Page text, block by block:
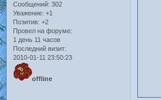
Сообщений: 302
Уважение: +1
Позитив: +2
Провел на форуме:
1 день 11 часов
Последний визит:
2010-01-11 23:50:23
offline